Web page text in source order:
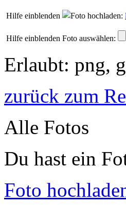
Hilfe einblenden
Hilfe einblenden Foto auswählen:
Erlaubt: png,
zurück zum
Alle Fotos
Du hast ein
Foto